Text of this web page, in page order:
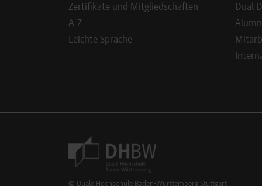
Zertifikate und Mitgliedschaften
A-Z
Leichte Sprache
Dual
Footer Meta Navigation
© Duale Hochschule Baden-Württemberg Stuttgart